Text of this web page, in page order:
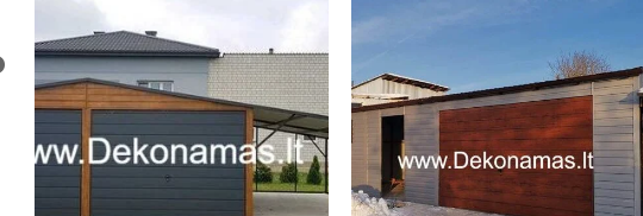
Mėgstamiausias Mėgstamiausias